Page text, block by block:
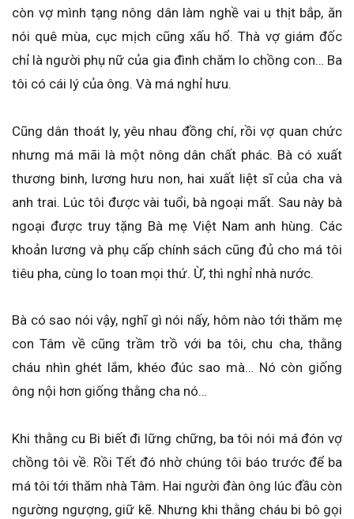
còn vợ mình tạng nông dân làm nghề vai u thịt bắp, ăn
nói quê mùa, cục mịch cũng xấu hổ. Thà vợ giám đốc
chỉ là người phụ nữ của gia đình chăm lo chồng con… Ba
tôi có cái lý của ông. Và má nghỉ hưu.
Cũng dân thoát ly, yêu nhau đồng chí, rồi vợ quan chức
nhưng má mãi là một nông dân chất phác. Bà có xuất
thương binh, lương hưu non, hai xuất liệt sĩ của cha và
anh trai. Lúc tôi được vài tuổi, bà ngoại mất. Sau này bà
ngoại được truy tặng Bà mẹ Việt Nam anh hùng. Các
khoản lương và phụ cấp chính sách cũng đủ cho má tôi
tiêu pha, cùng lo toan mọi thứ. Ừ, thì nghỉ nhà nước.
Bà có sao nói vậy, nghĩ gì nói nấy, hôm nào tới thăm mẹ
con Tâm về cũng trầm trồ với ba tôi, chu cha, thằng
cháu nhìn ghét lắm, khéo đúc sao mà… Nó còn giống
ông nội hơn giống thằng cha nó…
Khi thằng cu Bi biết đi lững chững, ba tôi nói má đón vợ
chồng tôi về. Rồi Tết đó nhờ chúng tôi báo trước để ba
má tôi tới thăm nhà Tâm. Hai người đàn ông lúc đầu còn
ngường ngượng, giữ kẽ. Nhưng khi thằng cháu bi bô gọi